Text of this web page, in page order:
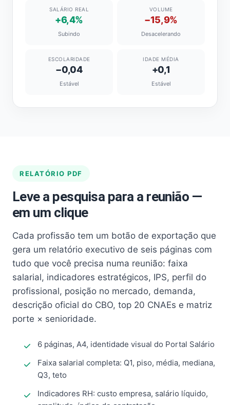
SALÁRIO REAL
+6,4%
Subindo
VOLUME
−15,9%
Desacelerando
ESCOLARIDADE
−0,04
Estável
IDADE MÉDIA
+0,1
Estável
RELATÓRIO PDF
Leve a pesquisa para a reunião —
em um clique
Cada profissão tem um botão de exportação que
gera um relatório executivo de seis páginas com
tudo que você precisa numa reunião: faixa
salarial, indicadores estratégicos, IPS, perfil do
profissional, posição no mercado, demanda,
descrição oficial do CBO, top 20 CNAEs e matriz
porte × senioridade.
6 páginas, A4, identidade visual do Portal Salário
Faixa salarial completa: Q1, piso, média, mediana,
Q3, teto
Indicadores RH: custo empresa, salário líquido,